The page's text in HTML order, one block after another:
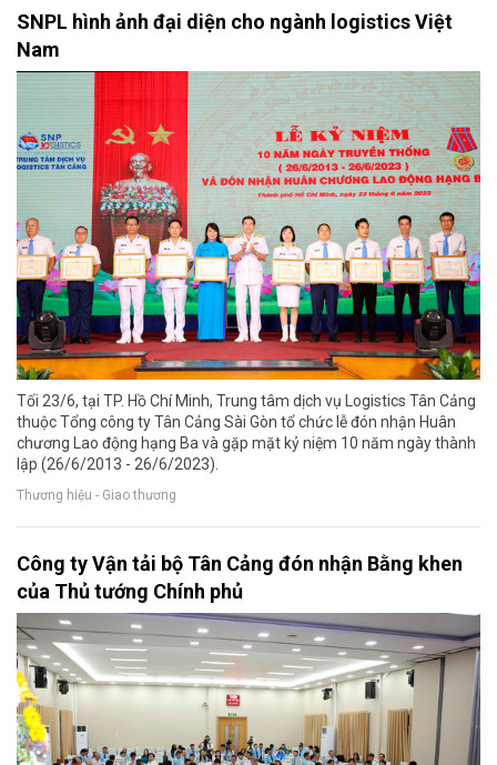
SNPL hình ảnh đại diện cho ngành logistics Việt
Nam
Tối 23/6, tại TP. Hồ Chí Minh, Trung tâm dịch vụ Logistics Tân Cảng
thuộc Tổng công ty Tân Cảng Sài Gòn tổ chức lễ đón nhận Huân
chương Lao động hạng Ba và gặp mặt kỷ niệm 10 năm ngày thành
lập (26/6/2013 - 26/6/2023).
Thương hiệu - Giao thương
Công ty Vận tải bộ Tân Cảng đón nhận Bằng khen
của Thủ tướng Chính phủ